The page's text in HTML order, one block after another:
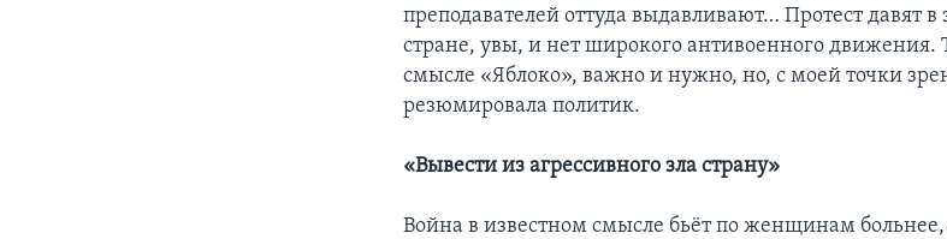
преподавателей оттуда выдавливают… Протест давят
стране, увы, и нет широкого антивоенного движения.
смысле «Яблоко», важно и нужно, но, с моей точки
резюмировала политик.
«Вывести из агрессивного зла страну»
Война в известном смысле бьёт по женщинам